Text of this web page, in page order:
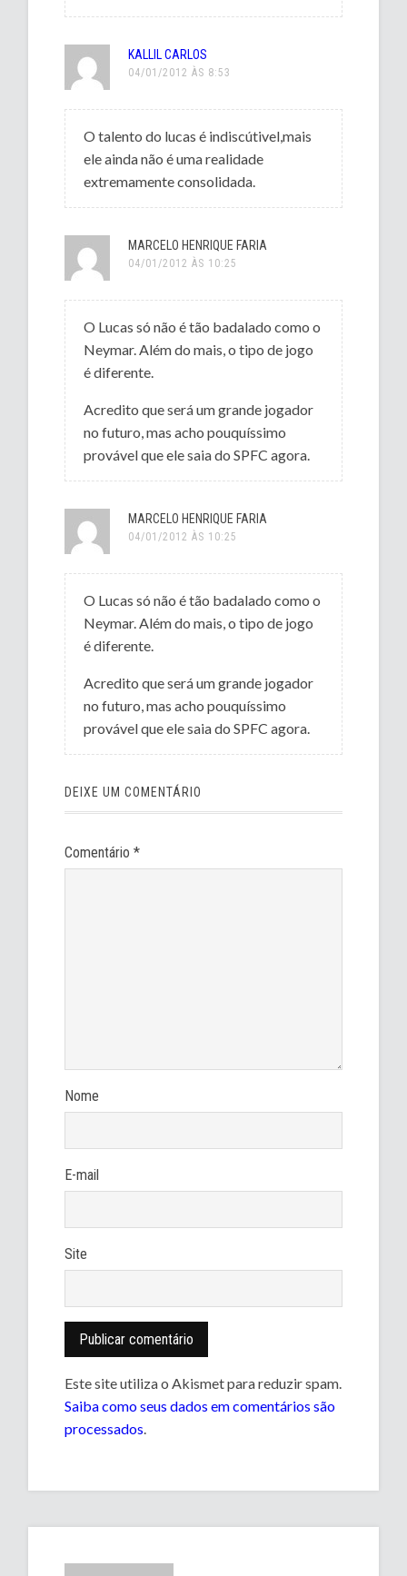
KALLIL CARLOS
04/01/2012 ÀS 8:53
O talento do lucas é indiscútivel,mais
ele ainda não é uma realidade
extremamente consolidada.
MARCELO HENRIQUE FARIA
04/01/2012 ÀS 10:25
O Lucas só não é tão badalado como o
Neymar. Além do mais, o tipo de jogo
é diferente.
Acredito que será um grande jogador
no futuro, mas acho pouquíssimo
provável que ele saia do SPFC agora.
MARCELO HENRIQUE FARIA
04/01/2012 ÀS 10:25
O Lucas só não é tão badalado como o
Neymar. Além do mais, o tipo de jogo
é diferente.
Acredito que será um grande jogador
no futuro, mas acho pouquíssimo
provável que ele saia do SPFC agora.
DEIXE UM COMENTÁRIO
Comentário*
Nome
E-mail
Site
Este site utiliza o Akismet para reduzir spam.
Saiba como seus dados em comentários são
processados